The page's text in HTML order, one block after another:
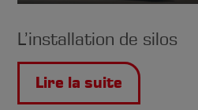
L’installation de silos
Lire la suite